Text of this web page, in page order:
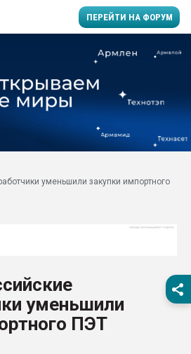
ПЕРЕЙТИ НА ФОРУМ
Вакуум-формовочные
28.07.2026
Всё, что касается
вакуумного
Продам отходы
поликарбоната и АБС-
Armaloy PC/ABS-1IM
уменьшили закупки импортного
уменьшили
ПЭТ